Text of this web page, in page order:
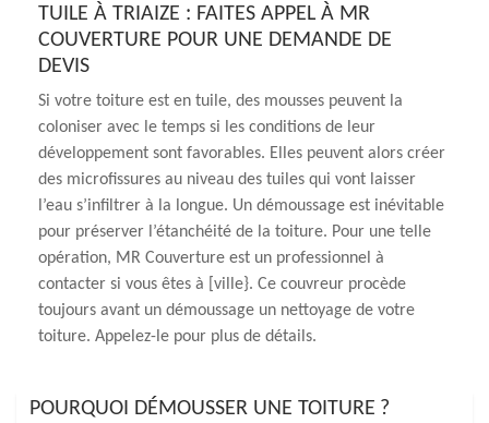
TUILE À TRIAIZE : FAITES APPEL À MR
COUVERTURE POUR UNE DEMANDE DE
DEVIS
Si votre toiture est en tuile, des mousses peuvent la
coloniser avec le temps si les conditions de leur
développement sont favorables. Elles peuvent alors créer
des microfissures au niveau des tuiles qui vont laisser
l’eau s’infiltrer à la longue. Un démoussage est inévitable
pour préserver l’étanchéité de la toiture. Pour une telle
opération, MR Couverture est un professionnel à
contacter si vous êtes à [ville}. Ce couvreur procède
toujours avant un démoussage un nettoyage de votre
toiture. Appelez-le pour plus de détails.
POURQUOI DÉMOUSSER UNE TOITURE ?